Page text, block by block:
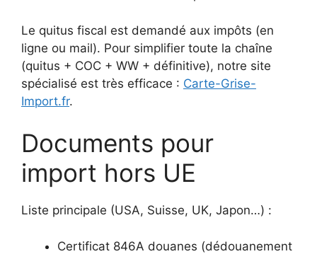
Le quitus fiscal est demandé aux impôts (en
ligne ou mail). Pour simplifier toute la chaîne
(quitus + COC + WW + définitive), notre site
spécialisé est très efficace : Carte-Grise-
Import.fr.
Documents pour
import hors UE
Liste principale (USA, Suisse, UK, Japon…) :
Certificat 846A douanes (dédouanement